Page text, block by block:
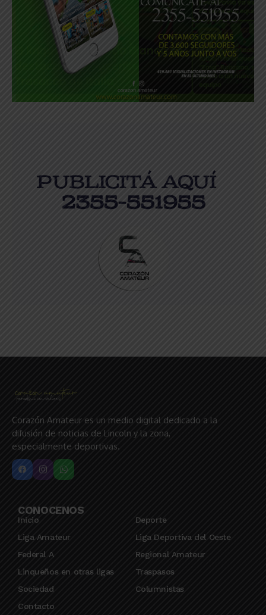
Corazón Amateur es un medio digital dedicado a la
difusión de noticias de Lincoln y la zona,
especialmente deportivas.
CONOCENOS
Inicio
Deporte
Liga Amateur
Liga Deportiva del Oeste
Federal A
Regional Amateur
Linqueños en otras ligas
Traspasos
Sociedad
Columnistas
Contacto